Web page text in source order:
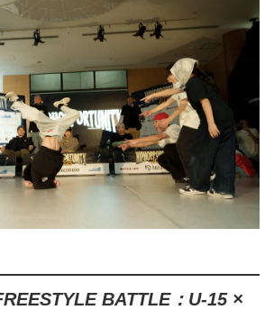
BATTLE：U-15 ×